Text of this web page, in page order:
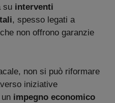
su interventi
, spesso legati a
non offrono garanzie
non si può riformare
iniziative
impegno economico